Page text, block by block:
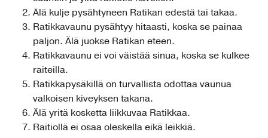
Älä kulje pysähtyneen Ratikan edestä tai takaa.
Ratikkavaunu pysähtyy hitaasti, koska se painaa
paljon. Älä juokse Ratikan eteen.
Ratikkavaunu ei voi väistää sinua, koska se kulkee
raiteilla.
Ratikkapysäkillä on turvallista odottaa vaunua
valkoisen kiveyksen takana.
Älä yritä kosketta liikkuvaa Ratikkaa.
Raitiollä ei osaa oleskella eikä leikkiä.